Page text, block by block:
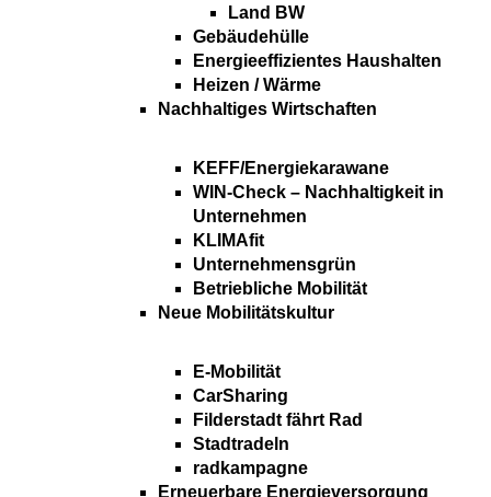
Land BW
Gebäudehülle
Energieeffizientes Haushalten
Heizen / Wärme
Nachhaltiges Wirtschaften
KEFF/Energiekarawane
WIN-Check – Nachhaltigkeit in
Unternehmen
KLIMAfit
Unternehmensgrün
Betriebliche Mobilität
Neue Mobilitätskultur
E-Mobilität
CarSharing
Filderstadt fährt Rad
Stadtradeln
radkampagne
Erneuerbare Energieversorgung